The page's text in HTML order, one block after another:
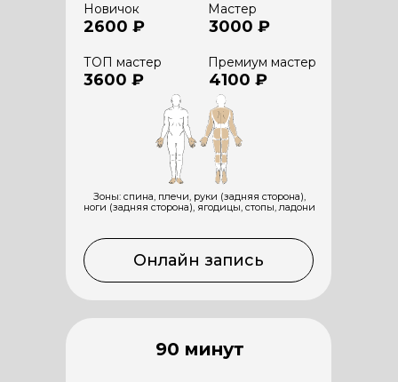
Онлайн запись
3000 ₽
Новичок Мастер
2600 ₽
4100 ₽
ТОП мастер Премиум мастер
3600 ₽
Зоны: спина, плечи, руки (задняя сторона),
ноги (задняя сторона), ягодицы, стопы, ладони
90 минут